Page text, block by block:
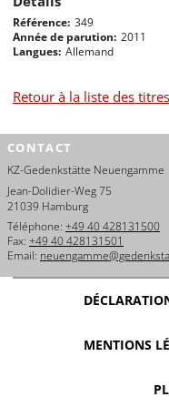
Référence 349
Année de parution 2011
Langues Allemand
Retour à la liste des titres
CONTACT
KZ-Gedenkstätte Neuengamme
Jean-Dolidier-Weg 75
21039 Hamburg
Téléphone: +49 40 428131500
Fax: +49 40 428131501
Email:
MENTIONS